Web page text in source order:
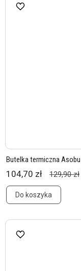
Butelka termiczna
104,70 zł 129,90 zł
Do koszyka